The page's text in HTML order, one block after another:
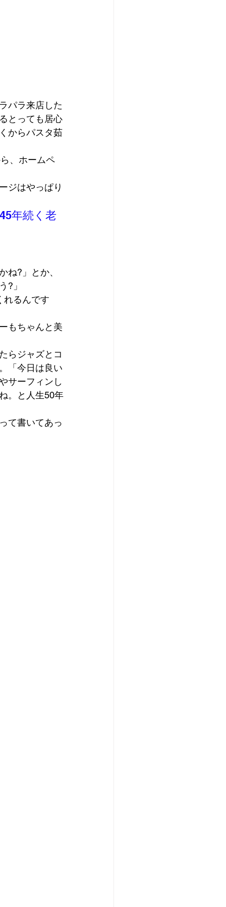
パラ来店した
とっても居心
からパスタ茹
、ホームペ
ジはやっぱり
年続く老
ね?」とか、
?」
れるんです
もちゃんと美
らジャズとコ
「今日は良い
サーフィンし
。と人生50年
て書いてあっ